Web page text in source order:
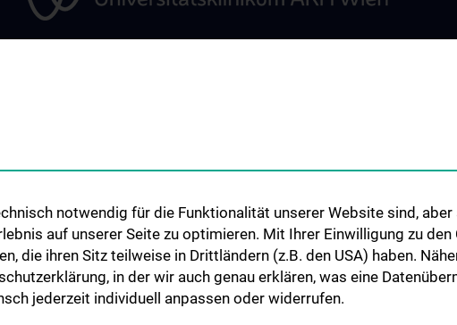
Adjunct
Jubiläum
notwendig für die Funktionalität unserer Website sind,
auf unserer Seite zu optimieren. Mit Ihrer Einwilligung zu
die ihren Sitz teilweise in Drittländern (z.B. den USA) haben.
in der wir auch genau erklären, was eine
jederzeit individuell anpassen oder widerrufen.